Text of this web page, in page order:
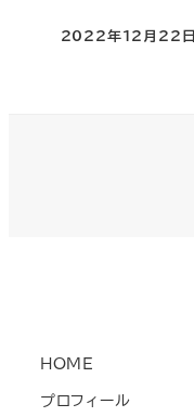
2022年12月22日
HOME
プロフィール